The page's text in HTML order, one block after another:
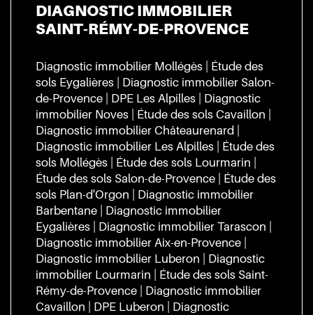
DIAGNOSTIC IMMOBILIER
SAINT-RÉMY-DE-PROVENCE
Diagnostic immobilier Mollégès
Étude des
sols Eygalières
Diagnostic immobilier Salon-
de-Provence
DPE Les Alpilles
Diagnostic
immobilier Noves
Étude des sols Cavaillon
Diagnostic immobilier Châteaurenard
Diagnostic immobilier Les Alpilles
Étude des
sols Mollégès
Étude des sols Lourmarin
Étude des sols Salon-de-Provence
Étude des
sols Plan-d'Orgon
Diagnostic immobilier
Barbentane
Diagnostic immobilier
Eygalières
Diagnostic immobilier Tarascon
Diagnostic immobilier Aix-en-Provence
Diagnostic immobilier Luberon
Diagnostic
immobilier Lourmarin
Étude des sols Saint-
Rémy-de-Provence
Diagnostic immobilier
Cavaillon
DPE Luberon
Diagnostic